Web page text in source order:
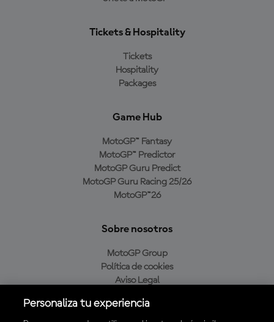
Tickets & Hospitality
Tickets
Hospitality
Packages
Game Hub
MotoGP™ Fantasy
MotoGP™ Predictor
MotoGP Guru Predict
MotoGP Guru Racing 25/26
MotoGP™26
Sobre nosotros
MotoGP Group
Política de cookies
Aviso Legal
Política de compra
Personaliza tu experiencia